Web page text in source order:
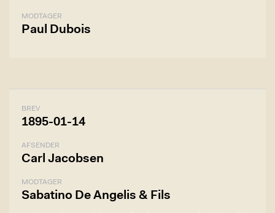
MODTAGER
Paul Dubois
BREV
1895-01-14
AFSENDER
Carl Jacobsen
MODTAGER
Sabatino De Angelis & Fils